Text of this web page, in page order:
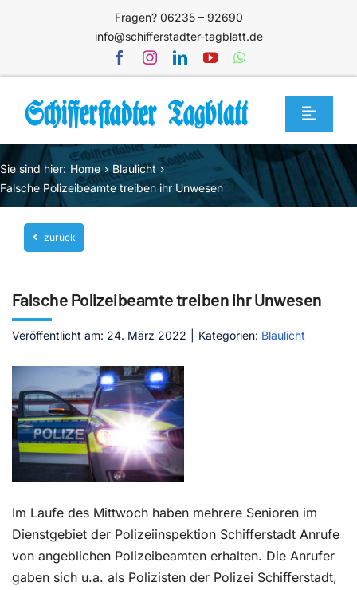
Fragen? 06235 – 92690
info@schifferstadter-tagblatt.de
Toggle
Home
Themen
Blog
Unternehmen
Mediathek
Sie sind hier: Home
Blaulicht
Falsche Polizeibeamte treiben ihr Unwesen
zurück
Falsche Polizeibeamte treiben ihr Unwesen
Veröffentlicht am: 24. März 2022 Kategorien: Blaulicht
Im Laufe des Mittwoch haben mehrere Senioren im
Dienstgebiet der Polizeiinspektion Schifferstadt Anrufe
von angeblichen Polizeibeamten erhalten. Die Anrufer
gaben sich u.a. als Polizisten der Polizei Schifferstadt,